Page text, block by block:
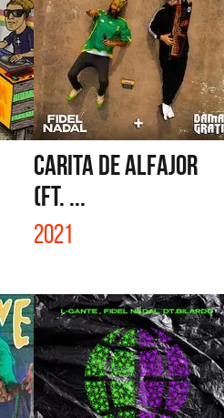
CARITA DE ALFAJOR
(FT. ...
2021